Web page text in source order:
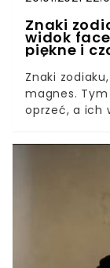
Znaki
widok
piękne i
Znaki
magnes.
oprzeć, a ich
punkcie.
znaków
zakręcić w
cechy,
się oprzeć.
roztaczają
działa na